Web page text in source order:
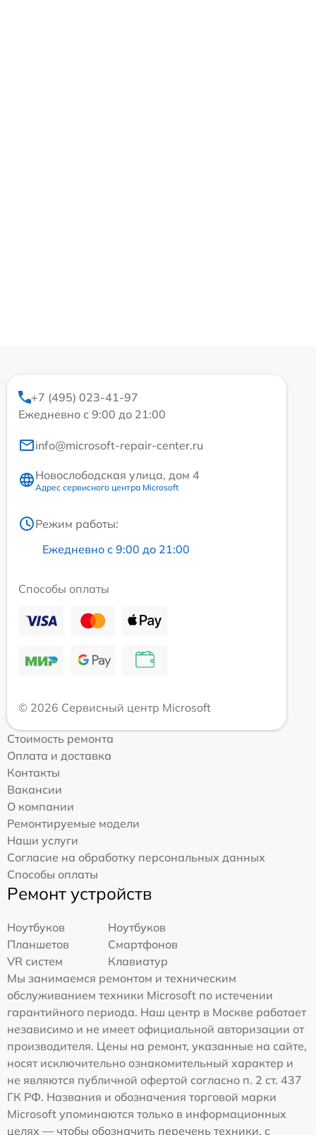
+7 (495) 023-41-97
Ежедневно с 9:00 до 21:00
info@microsoft-repair-center.ru
Новослободская улица, дом 4
Адрес сервисного центра Microsoft
Режим работы:
Ежедневно с 9:00 до 21:00
Способы оплаты
© 2026 Сервисный центр Microsoft
Стоимость ремонта
Оплата и доставка
Контакты
Вакансии
О компании
Ремонтируемые модели
Наши услуги
Согласие на обработку персональных данных
Способы оплаты
Ремонт устройств
Ноутбуков
Ноутбуков
Планшетов
Смартфонов
VR систем
Клавиатур
Мы занимаемся ремонтом и техническим
обслуживанием техники Microsoft по истечении
гарантийного периода. Наш центр в Москве работает
независимо и не имеет официальной авторизации от
производителя. Цены на ремонт, указанные на сайте,
носят исключительно ознакомительный характер и
не являются публичной офертой согласно п. 2 ст. 437
ГК РФ. Названия и обозначения торговой марки
Microsoft упоминаются только в информационных
целях — чтобы обозначить перечень техники, с